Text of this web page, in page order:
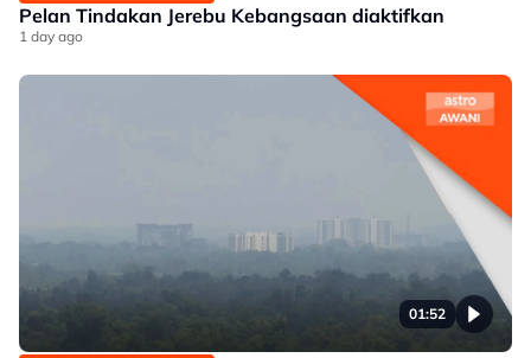
Pelan Tindakan Jerebu Kebangsaan diaktifkan
1 day ago
01:52